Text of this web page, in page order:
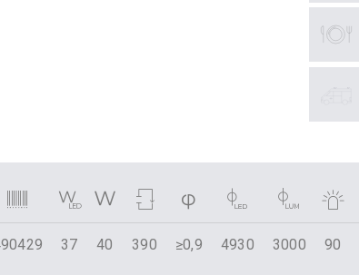
37 40 390 ≥0,9 4930 3000 90